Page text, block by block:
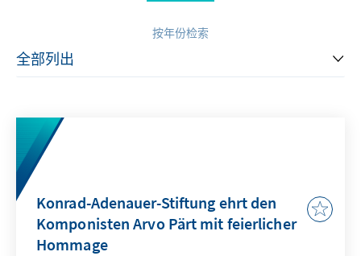
按年份检索
Konrad-Adenauer-Stiftung ehrt den
Komponisten Arvo Pärt mit feierlicher
Hommage